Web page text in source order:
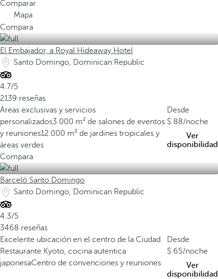
Comparar
Mapa
Compara
El Embajador, a Royal Hideaway Hotel
Santo Domingo, Dominican Republic
4.7/5
2139 reseñas
Áreas exclusivas y servicios
personalizados3.000 m² de salones de eventos
y reuniones12.000 m² de jardines tropicales y
áreas verdes
Desde
88/noche
Ver
disponibilidad
Compara
Barceló Santo Domingo
Santo Domingo, Dominican Republic
4.3/5
3468 reseñas
Excelente ubicación en el centro de la Ciudad
Restaurante Kyoto, cocina autentica
japonesaCentro de convenciones y reuniones
Desde
65/noche
Ver
disponibilidad